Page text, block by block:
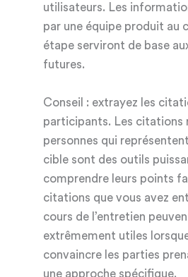
utilisateurs. Les
par une équipe produit au
étape serviront de base
futures.
Conseil : extrayez les
participants. Les citations
personnes qui
cible sont des outils
comprendre leurs points
citations que vous avez
cours de l’entretien
extrêmement utiles
convaincre les parties
une approche spécifique.